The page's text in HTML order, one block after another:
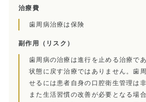
費用について
マイクロスコープ歯科治
歯周外科治療（再生療法
治療費
歯周病治療は保険
副作用 （リスク）
歯周病の治療は進行を止める治療で
状態に戻す治療ではありません。歯
せるには患者自身の口腔衛生管理は
また生活習慣の改善が必要となる場